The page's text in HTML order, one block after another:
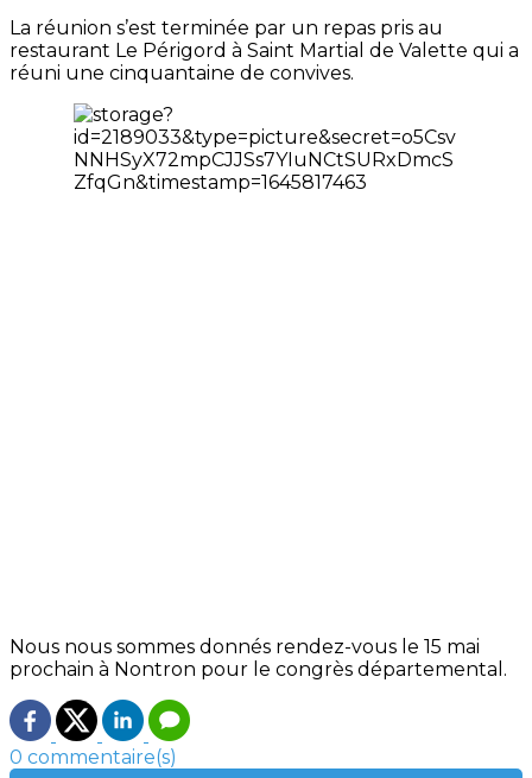
La réunion s’est terminée par un repas pris au
restaurant Le Périgord à Saint Martial de Valette qui a
réuni une cinquantaine de convives.
Nous nous sommes donnés rendez-vous le 15 mai
prochain à Nontron pour le congrès départemental.
0 commentaire(s)